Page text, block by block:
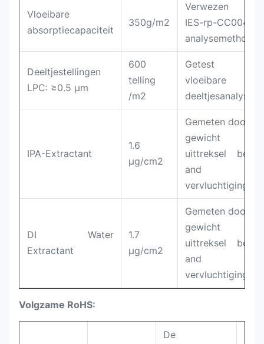
Vloeibare
absorptiecapaciteit
350g/m2
Verwezen
IES-rp-CC004.3
analysemethode
Deeltjestellingen
LPC: ≥0.5 µm
600
telling
/m2
Getest
vloeibare
IPA-Extractant
1.6
µg/cm2
Gemeten door
gewicht
uittreksel
and
vervluchtiging
DI Water
Extractant
1.7
µg/cm2
Gemeten door
gewicht
uittreksel
and
vervluchtiging
Volgzame RoHS:
De